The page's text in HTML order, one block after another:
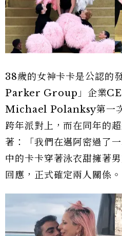
38歲的女神卡卡是公認的
Parker Group」企業
Michael Polanksy第一
跨年派對上，而在同年的
著：「我們在邁阿密過了
中的卡卡穿著泳衣甜擁著
回應，正式確定兩人關係。